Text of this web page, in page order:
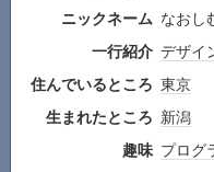
ニックネーム なおし
一行紹介 デザイ
住んでいるところ 東京
生まれたところ 新潟
趣味 プログ